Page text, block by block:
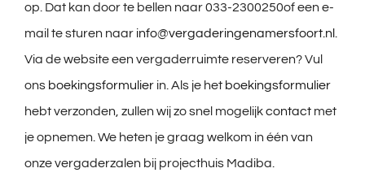
op. Dat kan door te bellen naar 033-2300250of een e-
mail te sturen naar info@vergaderingenamersfoort.nl
Via de website een vergaderruimte reserveren? Vul
ons boekingsformulier in. Als je het boekingsformulier
hebt verzonden, zullen wij zo snel mogelijkcontact met
je opnemen. We heten je graag welkom in één van
onze vergaderzalen bij projecthuis Madiba.